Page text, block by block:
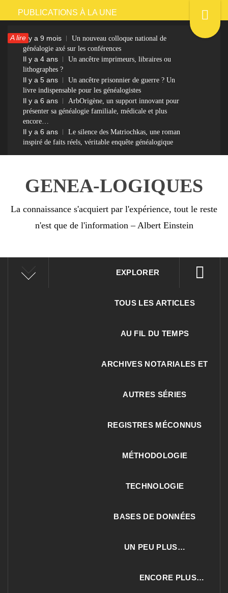
Passer
contenu
PUBLICATIONS À LA UNE
A lireIl y a 9 mois
Un nouveau colloque national de
généalogie axé sur les conférences
Il y a 4 ans
Un ancêtre imprimeurs, libraires ou
lithographes ?
Il y a 5 ans
Un ancêtre prisonnier de guerre ? Un
livre indispensable pour les généalogistes
Il y a 6 ans
ArbOrigène, un support innovant pour
présenter sa généalogie familiale, médicale et plus
encore…
Il y a 6 ans
Le silence des Matriochkas, une roman
inspiré de faits réels, véritable enquête généalogique
GENEA-LOGIQUES
La connaissance s'acquiert par l'expérience, tout le reste
n'est que de l'information – Albert Einstein
EXPLORER
TOUS LES ARTICLES
AU FIL DU TEMPS
ARCHIVES NOTARIALES ET
AUTRES SÉRIES
REGISTRES MÉCONNUS
MÉTHODOLOGIE
TECHNOLOGIE
BASES DE DONNÉES
UN PEU PLUS…
ENCORE PLUS…